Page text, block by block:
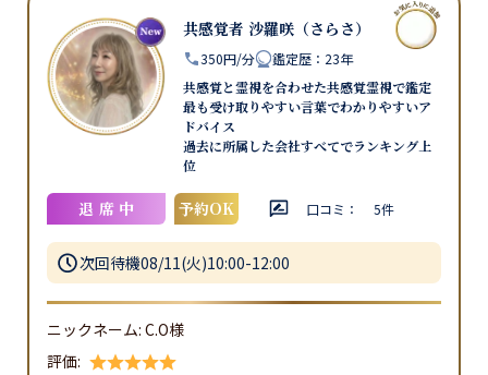
共感覚者 沙羅咲（さらさ）
350円/分 鑑定歴： 23年
共感覚と霊視を合わせた共感覚霊視で鑑定
最も受け取りやすい言葉でわかりやすいア
ドバイス
過去に所属した会社すべてでランキング上
位
退席中 予約OK 口コミ： 5件
次回待機08/11(火)10:00-12:00
ニックネーム: C.O様
評価: